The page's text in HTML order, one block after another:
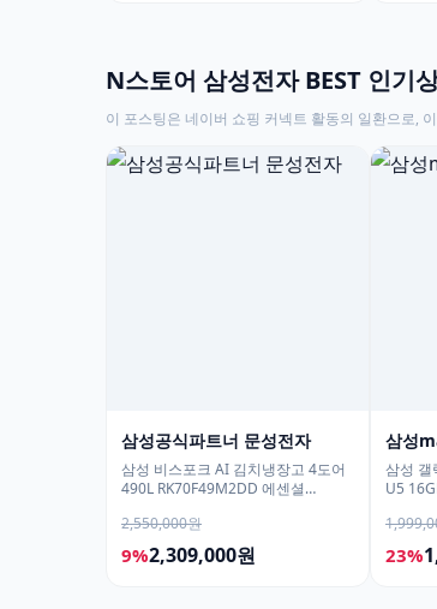
N스토어 삼성전자 BEST 인기
이 포스팅은 네이버 쇼핑 커넥트 활동의 일환으로,
삼성공식파트너 문성전자
삼성 비스포크 AI 김치냉장고 4도어
490L RK70F49M2DD 에센셜
2,550,000원
9%2,309,000원
삼성
삼성 갤
U5
23%